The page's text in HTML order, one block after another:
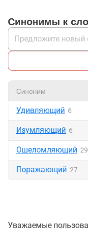
Синонимы к
Синоним
Удивляющий 6
Изумляющий 6
Ошеломляющий 29
Поражающий 27
Уважаемые